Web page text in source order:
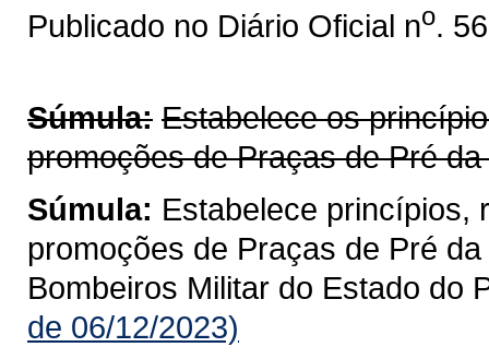
Publicado no Diário Oficial no.
Súmula: Estabelece os
promoções de Praças de Pré
Súmula: Estabelece princípios,
promoções de Praças de Pré
Bombeiros Militar do Estado do
de 06/12/2023)